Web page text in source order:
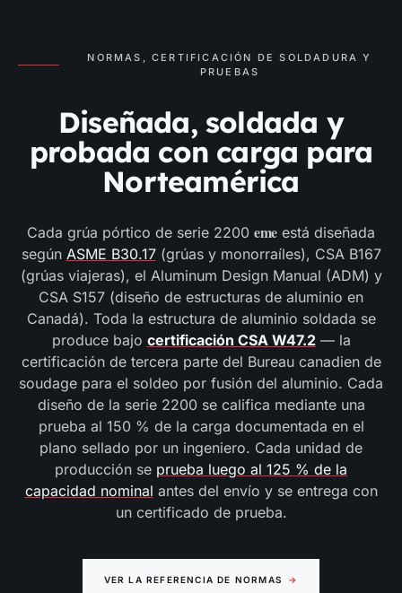
NORMAS, CERTIFICACIÓN DE SOLDADURA Y
PRUEBAS
Diseñada, soldada y
probada con carga para
Norteamérica
Cada grúa pórtico de serie 2200 eme está diseñada
según ASME B30.17(grúas y monorraíles), CSA B167
(grúas viajeras), el Aluminum Design Manual (ADM) y
CSA S157 (diseño de estructuras de aluminio en
Canadá). Toda la estructura de aluminio soldada se
produce bajo certificación CSA W47.2— la
certificación de tercera parte del Bureau canadien de
soudage para el soldeo por fusión del aluminio. Cada
diseño de la serie 2200 se califica mediante una
prueba al 150 % de la carga documentada en el
plano sellado por un ingeniero. Cada unidad de
producción se prueba luego al 125 % de la
capacidad nominal antes del envío y se entrega con
un certificado de prueba.
VER LA REFERENCIA DE NORMAS →